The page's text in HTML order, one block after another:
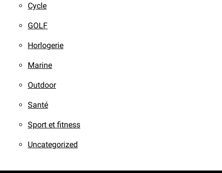
Cycle
GOLF
Horlogerie
Marine
Outdoor
Santé
Sport et fitness
Uncategorized